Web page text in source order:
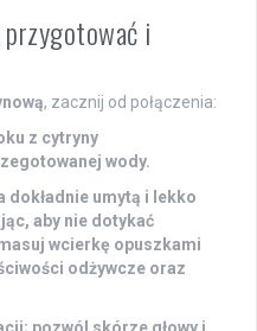
i
, zacznij od połączenia:
z cytryny
wody.
dokładnie umytą i lekko
aby nie dotykać
wcierkę opuszkami
odżywcze oraz